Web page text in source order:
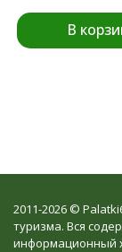
В
2011-2026 ©
туризма. Вся
информационный